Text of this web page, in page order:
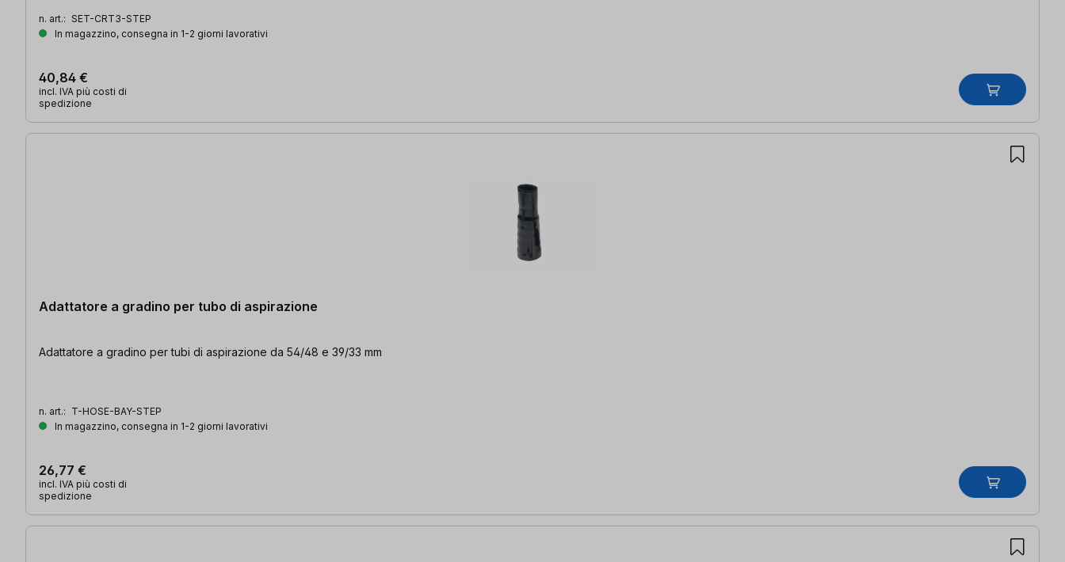
n. art.: SET-CRT3-STEP
In magazzino, consegna in 1-2 giorni lavorativi
40,84 €
incl. IVA più costi di
spedizione
Adattatore a gradino per tubo di aspirazione
Adattatore a gradino per tubi di aspirazione da 54/48 e 39/33 mm
n. art.: T-HOSE-BAY-STEP
In magazzino, consegna in 1-2 giorni lavorativi
26,77 €
incl. IVA più costi di
spedizione